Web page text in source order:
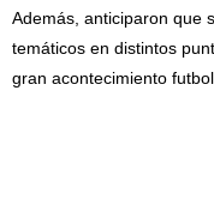
Además, anticiparon que
temáticos en distintos
gran acontecimiento